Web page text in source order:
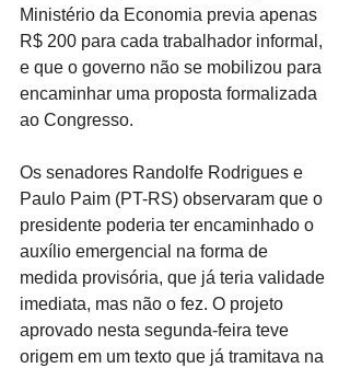
Ministério da Economia previa apenas
R$ 200 para cada trabalhador informal,
e que o governo não se mobilizou para
encaminhar uma proposta formalizada
ao Congresso.
Os senadores Randolfe Rodrigues e
Paulo Paim (PT-RS) observaram que o
presidente poderia ter encaminhado o
auxílio emergencial na forma de
medida provisória, que já teria validade
imediata, mas não o fez. O projeto
aprovado nesta segunda-feira teve
origem em um texto que já tramitava na